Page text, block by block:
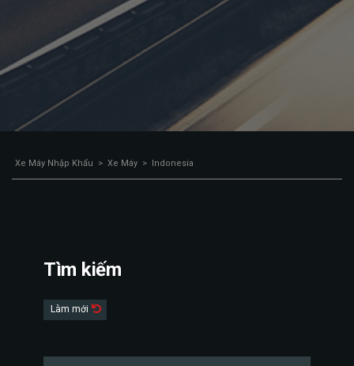
Xe Máy Nhập Khẩu > Xe Máy > Indonesia
Tìm kiếm
Làm mới